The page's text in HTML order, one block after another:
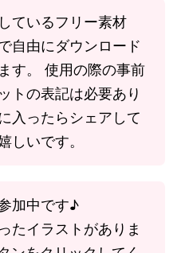
ているフリー素材
自由にダウンロード
す。 使用の際の事前
トの表記は必要あり
入ったらシェアして
しいです。
加中です♪
たイラストがありま